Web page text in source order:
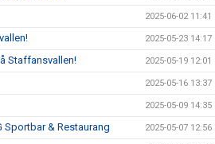
2025-06-02 11:41
2025-05-23 14:17
Staffansvallen! 2025-05-19 12:01
2025-05-16 13:37
2025-05-09 14:35
Sportbar & Restaurang 2025-05-07 12:56